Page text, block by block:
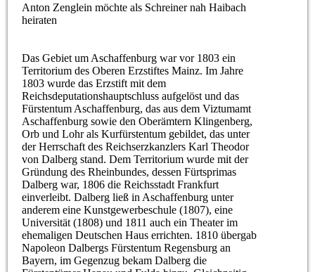
Anton Zenglein möchte als Schreiner nah Haibach
heiraten
Das Gebiet um Aschaffenburg war vor 1803 ein
Territorium des Oberen Erzstiftes Mainz. Im Jahre
1803 wurde das Erzstift mit dem
Reichsdeputationshauptschluss aufgelöst und das
Fürstentum Aschaffenburg, das aus dem Viztumamt
Aschaffenburg sowie den Oberämtern Klingenberg,
Orb und Lohr als Kurfürstentum gebildet, das unter
der Herrschaft des Reichserzkanzlers Karl Theodor
von Dalberg stand. Dem Territorium wurde mit der
Gründung des Rheinbundes, dessen Fürtsprimas
Dalberg war, 1806 die Reichsstadt Frankfurt
einverleibt. Dalberg ließ in Aschaffenburg unter
anderem eine Kunstgewerbeschule (1807), eine
Universität (1808) und 1811 auch ein Theater im
ehemaligen Deutschen Haus errichten. 1810 übergab
Napoleon Dalbergs Fürstentum Regensburg an
Bayern, im Gegenzug bekam Dalberg die